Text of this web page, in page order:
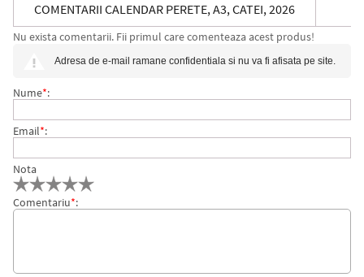
COMENTARII CALENDAR PERETE, A3, CATEI, 2026
Nu exista comentarii. Fii primul care comenteaza acest produs!
Adresa de e-mail ramane confidentiala si nu va fi afisata pe site.
Nume*:
Email*:
Nota
Comentariu*: